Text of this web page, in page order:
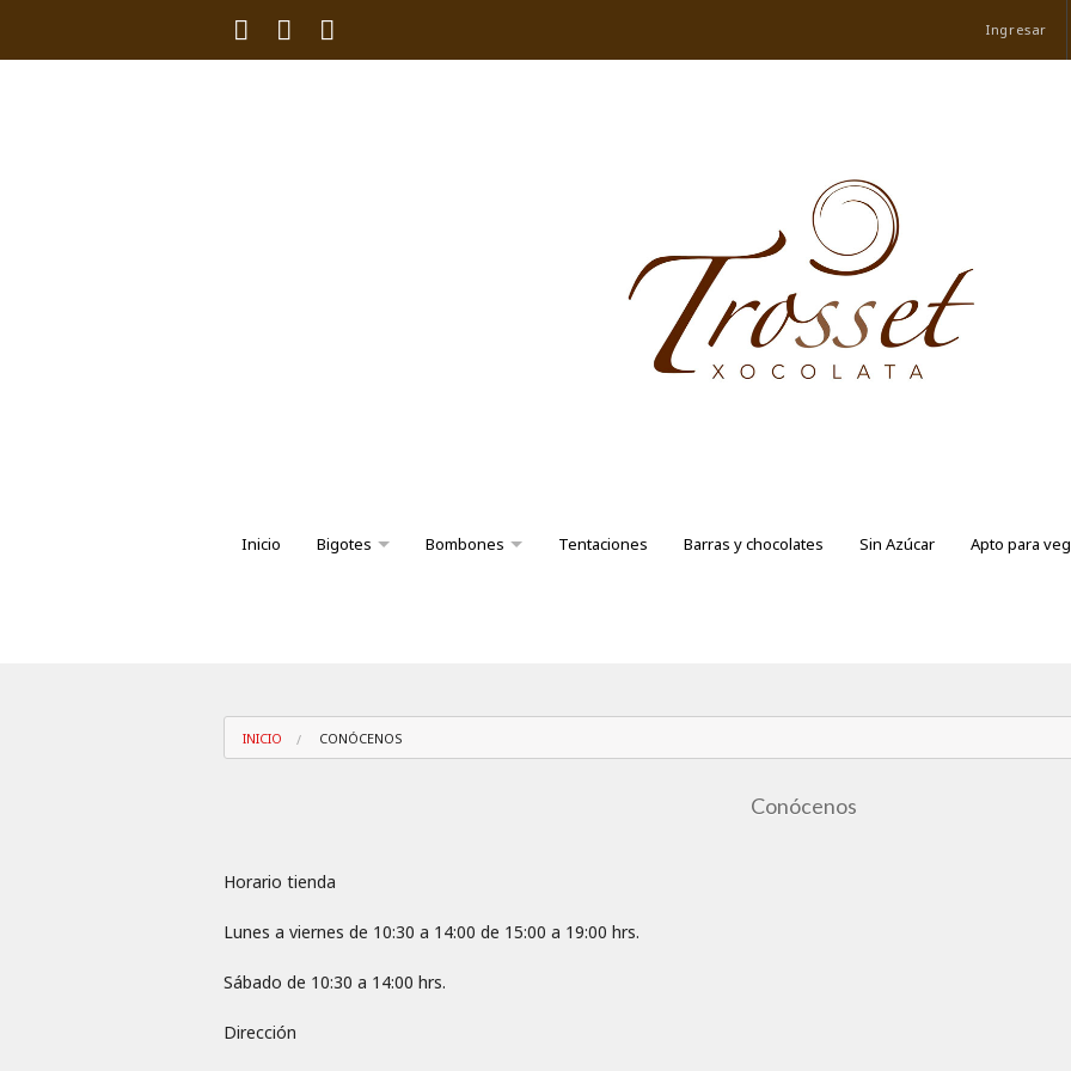
Ingresar
Inicio Bigotes Bombones Tentaciones Barras y chocolates Sin Azúcar Apto para
INICIO CONÓCENOS
Conócenos
Horario tienda
Lunes a viernes de 10:30 a 14:00 de 15:00 a 19:00 hrs.
Sábado de 10:30 a 14:00 hrs.
Dirección